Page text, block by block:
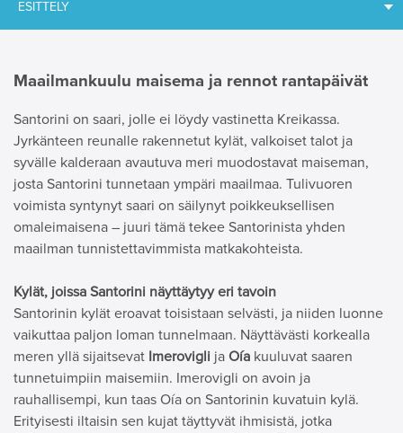
ESITTELY
Maailmankuulu maisema ja rennot rantapäivät
Santorini on saari, jolle ei löydy vastinetta Kreikassa.
Jyrkänteen reunalle rakennetut kylät, valkoiset talot ja
syvälle kalderaan avautuva meri muodostavat maiseman,
josta Santorini tunnetaan ympäri maailmaa. Tulivuoren
voimista syntynyt saari on säilynyt poikkeuksellisen
omaleimaisena – juuri tämä tekee Santorinista yhden
maailman tunnistettavimmista matkakohteista.
Kylät, joissa Santorini näyttäytyy eri tavoin
Santorinin kylät eroavat toisistaan selvästi, ja niiden luonne
vaikuttaa paljon loman tunnelmaan. Näyttävästi korkealla
meren yllä sijaitsevat Imerovigli ja Oía kuuluvat saaren
tunnetuimpiin maisemiin. Imerovigli on avoin ja
rauhallisempi, kun taas Oía on Santorinin kuvatuin kylä.
Erityisesti iltaisin sen kujat täyttyvät ihmisistä, jotka